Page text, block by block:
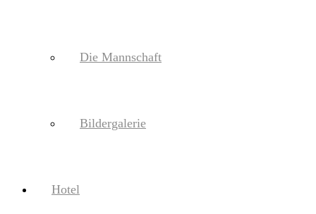
Die Mannschaft
Bildergalerie
Hotel